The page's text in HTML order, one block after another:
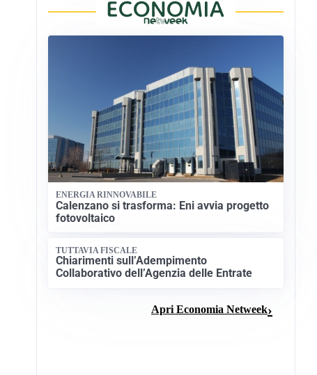
ENERGIA RINNOVABILE
Calenzano si trasforma: Eni avvia progetto
fotovoltaico
TUTTAVIA FISCALE
Chiarimenti sull’Adempimento
Collaborativo dell’Agenzia delle Entrate
Apri Economia Netweek